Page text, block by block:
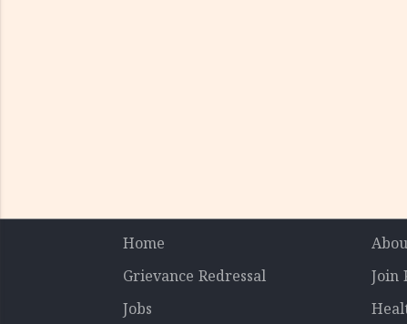
Home
Grievance Redressal
Join
Jobs